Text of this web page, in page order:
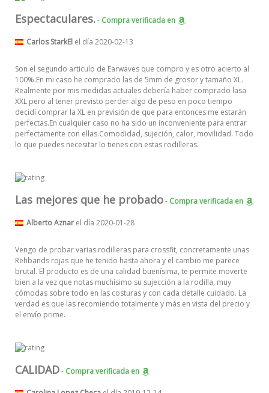
Espectaculares.- Compra verificada en
Carlos StarkEl el día 2020-02-13
Son el segundo articulo de Earwaves que compro y es otro acierto al
100%.En mi caso he comprado las de 5mm de grosor y tamaño XL.
Realmente por mis medidas actuales debería haber comprado lasa
XXL pero al tener previsto perder algo de peso en poco tiempo
decidí comprar la XL en previsión de que para entonces me estarán
perfectas.En cualquier caso no ha sido un inconveniente para entrar
perfectamente con ellas.Comodidad, sujeción, calor, movilidad. Todo
lo que puedes necesitar lo tienes con estas rodilleras.
Las mejores que he probado- Compra verificada en
Alberto Aznar el día 2020-01-28
Vengo de probar varias rodilleras para crossfit, concretamente unas
Rehbands rojas que he tenido hasta ahora y el cambio me parece
brutal. El producto es de una calidad buenísima, te permite moverte
bien a la vez que notas muchísimo su sujección a la rodilla, muy
cómodas sobre todo en las costuras y con cada detalle cuidado. La
verdad es que las recomiendo totalmente y más en vista del precio y
el envío prime.
CALIDAD- Compra verificada en